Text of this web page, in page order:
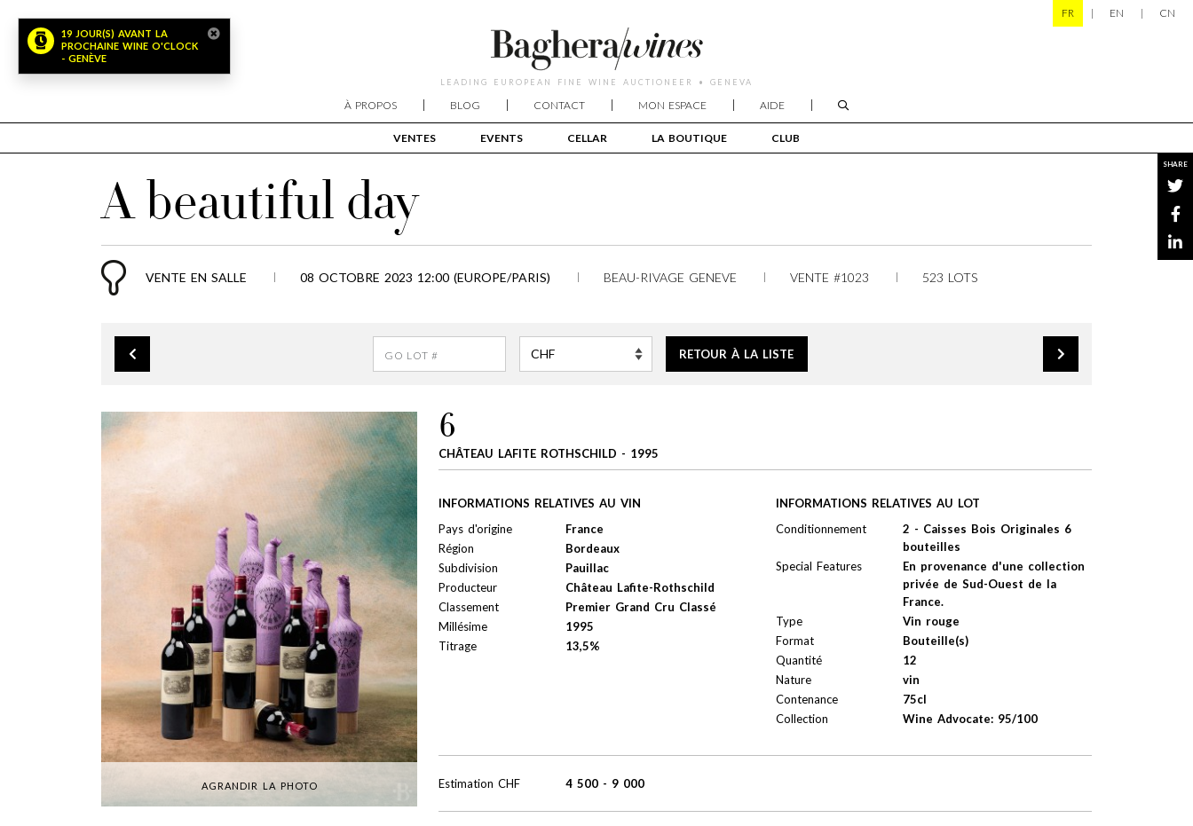
LEADING EUROPEAN FINE WINE AUCTIONEER • GENEVA
VENTES EVENTS CELLAR LA BOUTIQUE CLUB
À PROPOS BLOG CONTACT MON ESPACE AIDE
FR EN CN
19 JOUR(S) AVANT LA
PROCHAINE WINE O'CLOCK
- GENÈVE
SHARE
A beautiful day
VENTE EN SALLE 08 OCTOBRE 2023 12:00 (EUROPE/PARIS) BEAU-RIVAGE GENEVE VENTE #1023 523 LOTS
RETOUR À LA LISTE
AGRANDIR LA PHOTO
6
CHÂTEAU LAFITE ROTHSCHILD - 1995
INFORMATIONS RELATIVES AU VIN
Pays d'origine
France
Région
Bordeaux
Subdivision
Pauillac
Producteur
Château Lafite-Rothschild
Classement
Premier Grand Cru Classé
Millésime
1995
Titrage
13,5%
INFORMATIONS RELATIVES AU LOT
Conditionnement
2 - Caisses Bois Originales 6
bouteilles
Special Features
En provenance d'une collection
privée de Sud-Ouest de la
France.
Type
Vin rouge
Format
Bouteille(s)
Quantité
12
Nature
vin
Contenance
75cl
Collection
Wine Advocate: 95/100
Estimation CHF 4 500 - 9 000